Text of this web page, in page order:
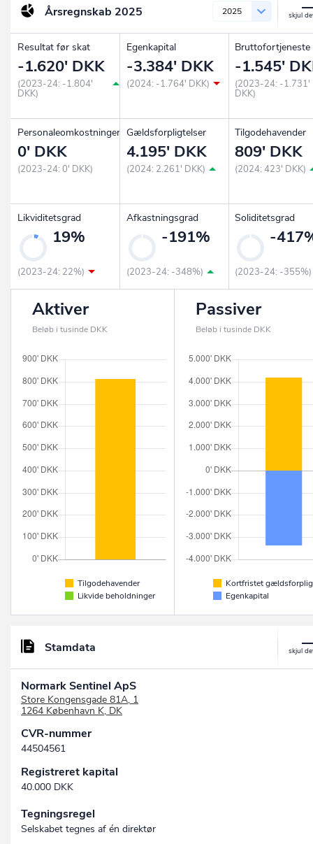
Årsregnskab 2025 2025
Resultat før skat
-1.620' DKK
(2023-24: -1.804'
DKK)
Egenkapital
-3.384' DKK
(2024: -1.764' DKK)
Bruttofortjeneste
-1.545'
(2023-24: -1.731'
DKK)
Personaleomkostninger
0' DKK
(2023-24: 0' DKK)
Gældsforpligtelser
4.195' DKK
(2024: 2.261' DKK)
Tilgodehavender
809' DKK
(2024: 423' DKK)
Likviditetsgrad
19%
(2023-24: 22%)
Afkastningsgrad
-191%
(2023-24: -348%)
Soliditetsgrad
-
(2023-24: -355%)
Aktiver
Beløb i tusinde DKK
Tilgodehavender
Likvide beholdninger
Passiver
Beløb i tusinde DKK
Kortfristet
Egenkapital
Stamdata
Normark Sentinel ApS
Store Kongensgade 81A, 1
1264 København K, DK
CVR-nummer
44504561
Registreret kapital
40.000 DKK
Tegningsregel
Selskabet tegnes af én direktør